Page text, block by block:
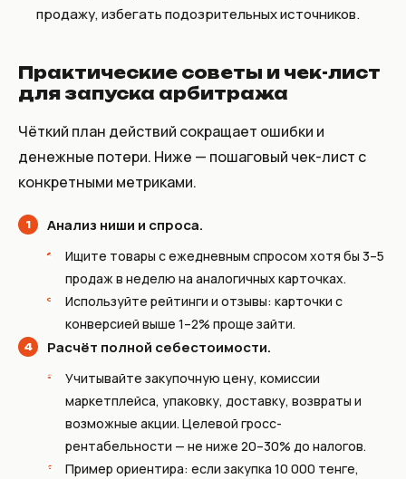
продажу, избегать подозрительных источников.
Практические советы и чек-лист
для запуска арбитража
Чёткий план действий сокращает ошибки и
денежные потери. Ниже — пошаговый чек-лист с
конкретными метриками.
Анализ ниши и спроса.
Ищите товары с ежедневным спросом хотя бы 3–5
продаж в неделю на аналогичных карточках.
Используйте рейтинги и отзывы: карточки с
конверсией выше 1–2% проще зайти.
Расчёт полной себестоимости.
Учитывайте закупочную цену, комиссии
маркетплейса, упаковку, доставку, возвраты и
возможные акции. Целевой гросс-
рентабельности — не ниже 20–30% до налогов.
Пример ориентира: если закупка 10 000 тенге,